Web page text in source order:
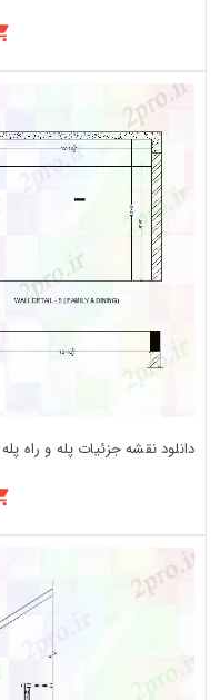
دانلود نقشه جزئیات پله و راه پله